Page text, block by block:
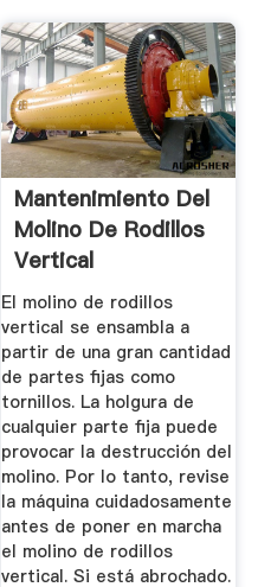
Mantenimiento Del
Molino De Rodillos
Vertical
El molino de rodillos
vertical se ensambla a
partir de una gran cantidad
de partes fijas como
tornillos. La holgura de
cualquier parte fija puede
provocar la destrucción del
molino. Por lo tanto, revise
la máquina cuidadosamente
antes de poner en marcha
el molino de rodillos
vertical. Si está abrochado.